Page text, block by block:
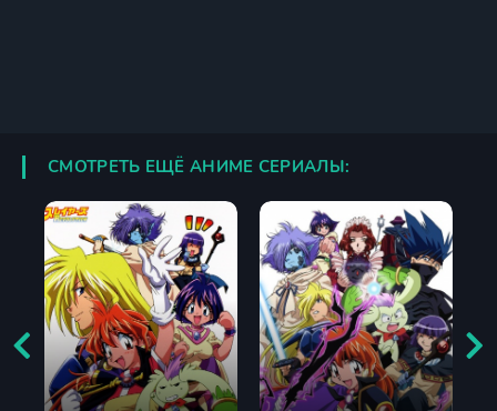
СМОТРЕТЬ ЕЩЁ АНИМЕ СЕРИАЛЫ: